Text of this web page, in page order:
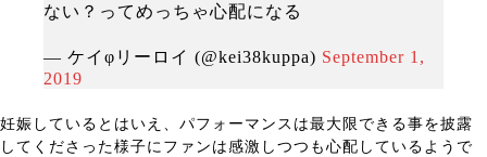
ない？ってめっちゃ心配になる
— ケイφリーロイ (@kei38kuppa) September 1,
2019
妊娠しているとはいえ、パフォーマンスは最大限できる事を披露
してくださった様子にファンは感激しつつも心配しているようで